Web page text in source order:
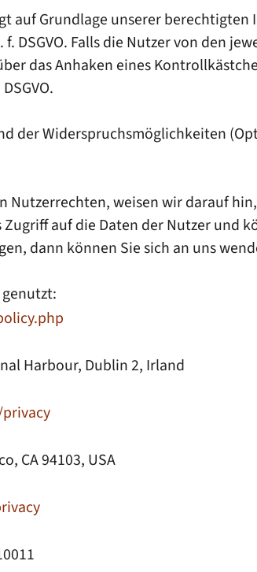
auf Grundlage unserer
DSGVO. Falls die Nutzer von den
das Anhaken eines
der Widerspruchsmöglichkeiten
weisen wir darauf
auf die Daten der Nutzer und
dann können Sie sich an uns
Harbour, Dublin 2, Irland
CA 94103, USA